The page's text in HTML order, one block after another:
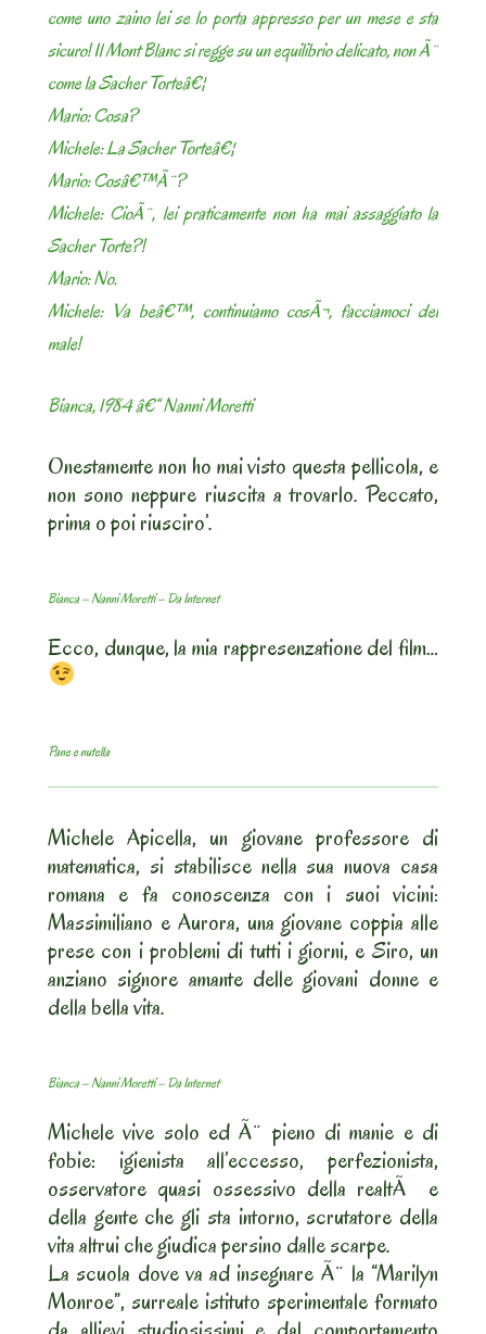
come uno zaino lei se lo porta appresso per un mese e sta
sicuro! Il Mont Blanc si regge su un equilibrio delicato, non Ã¨
come la Sacher Torteâ€¦
Mario: Cosa?
Michele: La Sacher Torteâ€¦
Mario: Cosâ€™Ã¨?
Michele: CioÃ¨, lei praticamente non ha mai assaggiato la
Sacher Torte?!
Mario: No.
Michele: Va beâ€™, continuiamo cosÃ¬, facciamoci del
male!
Bianca, 1984 â€“ Nanni Moretti
Onestamente non ho mai visto questa pellicola, e
non sono neppure riuscita a trovarlo. Peccato,
prima o poi riusciro’.
Bianca – Nanni Moretti – Da Internet
Ecco, dunque, la mia rappresenzatione del film…
Pane e nutella
Michele Apicella, un giovane professore di
matematica, si stabilisce nella sua nuova casa
romana e fa conoscenza con i suoi vicini:
Massimiliano e Aurora, una giovane coppia alle
prese con i problemi di tutti i giorni, e Siro, un
anziano signore amante delle giovani donne e
della bella vita.
Bianca – Nanni Moretti – Da Internet
Michele vive solo ed Ã¨ pieno di manie e di
fobie: igienista all’eccesso, perfezionista,
osservatore quasi ossessivo della realtÃ e
della gente che gli sta intorno, scrutatore della
vita altrui che giudica persino dalle scarpe.
La scuola dove va ad insegnare Ã¨ la “Marilyn
Monroe”, surreale istituto sperimentale formato